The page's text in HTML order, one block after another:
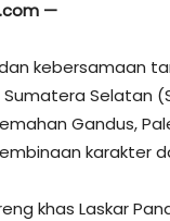
—
kebersamaan
Selatan
Gandus,
karakter
khas Laskar